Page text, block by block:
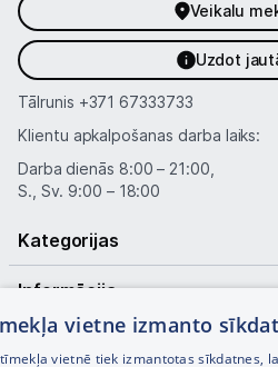
Veikalu
Uzdot
Tālrunis +371 67333733
Klientu apkalpošanas darba laiks:
Darba dienās 8:00 – 21:00,
S., Sv. 9:00 – 18:00
Kategorijas
Informācija
Noderīgas saites
vietne izmanto
vietnē tiek izmantotas sīkdatnes,